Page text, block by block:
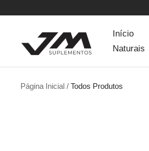
conteúdo
Início
Naturais
Indústria
Página Inicial Todos Produtos